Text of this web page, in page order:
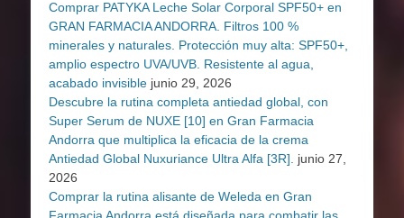
Comprar PATYKA Leche Solar Corporal SPF50+ en
GRAN FARMACIA ANDORRA. Filtros 100 %
minerales y naturales. Protección muy alta: SPF50+,
amplio espectro UVA/UVB. Resistente al agua,
acabado invisible junio 29, 2026
Descubre la rutina completa antiedad global, con
Super Serum de NUXE [10] en Gran Farmacia
Andorra que multiplica la eficacia de la crema
Antiedad Global Nuxuriance Ultra Alfa [3R].
junio 27,
2026
Comprar la rutina alisante de Weleda en Gran